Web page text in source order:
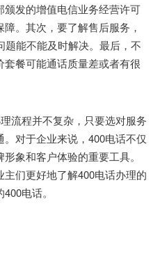
发的增值电信业务经营许可
。其次，要了解售后服务，
题能不能及时解决。最后，不
餐可能通话质量差或者有很
程并不复杂，只要选对服务
对于企业来说，400电话不仅
象和客户体验的重要工具。
们更好地了解400电话办理的
电话。